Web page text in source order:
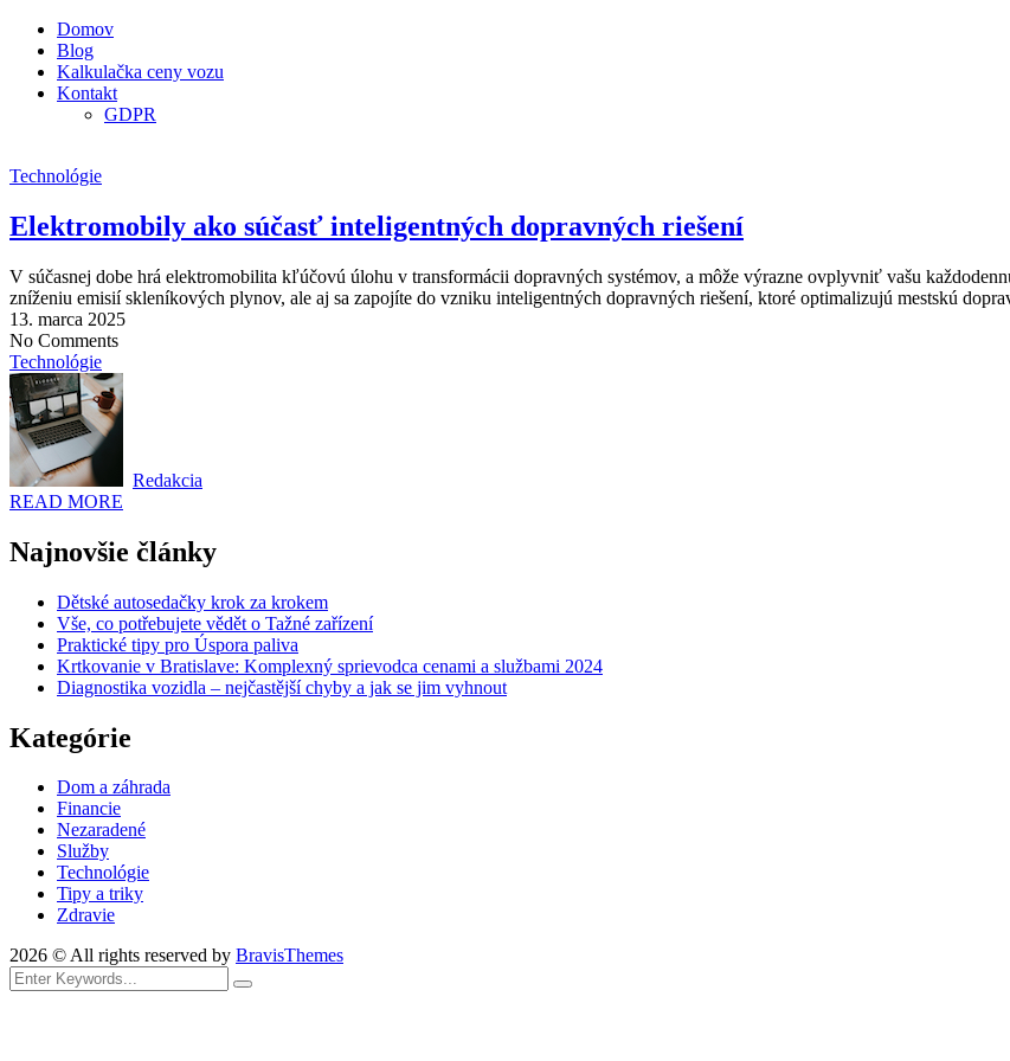
Domov
Blog
Kalkulačka ceny vozu
Kontakt
GDPR
Technológie
Elektromobily ako súčasť inteligentných dopravných riešení
V súčasnej dobe hrá elektromobilita kľúčovú úlohu v transformácii dopravných systémov, a môže výrazne ovplyvniť vašu
zníženiu emisií skleníkových plynov, ale aj sa zapojíte do vzniku inteligentných dopravných riešení, ktoré optimalizujú mestskú
13. marca 2025
No Comments
Technológie
Redakcia
READ MORE
Najnovšie články
Dětské autosedačky krok za krokem
Vše, co potřebujete vědět o Tažné zařízení
Praktické tipy pro Úspora paliva
Krtkovanie v Bratislave: Komplexný sprievodca cenami a službami 2024
Diagnostika vozidla – nejčastější chyby a jak se jim vyhnout
Kategórie
Dom a záhrada
Financie
Nezaradené
Služby
Technológie
Tipy a triky
Zdravie
2026 © All rights reserved by BravisThemes